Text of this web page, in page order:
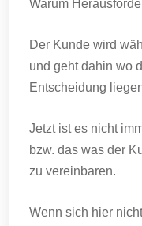
Warum
Der Kunde wird
und geht dahin wo
Entscheidung
Jetzt ist es nicht
bzw. das was der
zu vereinbaren.
Wenn sich hier